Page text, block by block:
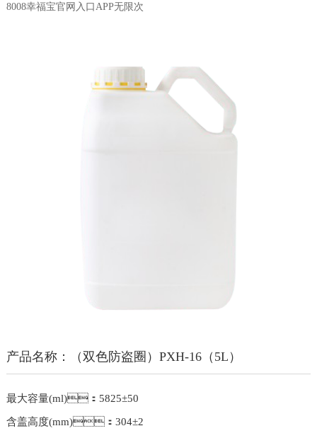
8008幸福宝官网入口APP无限次
产品名称：（双色防盗圈）PXH-16（5L）
最大容量(ml)：5825±50
含盖高度(mm)：304±2